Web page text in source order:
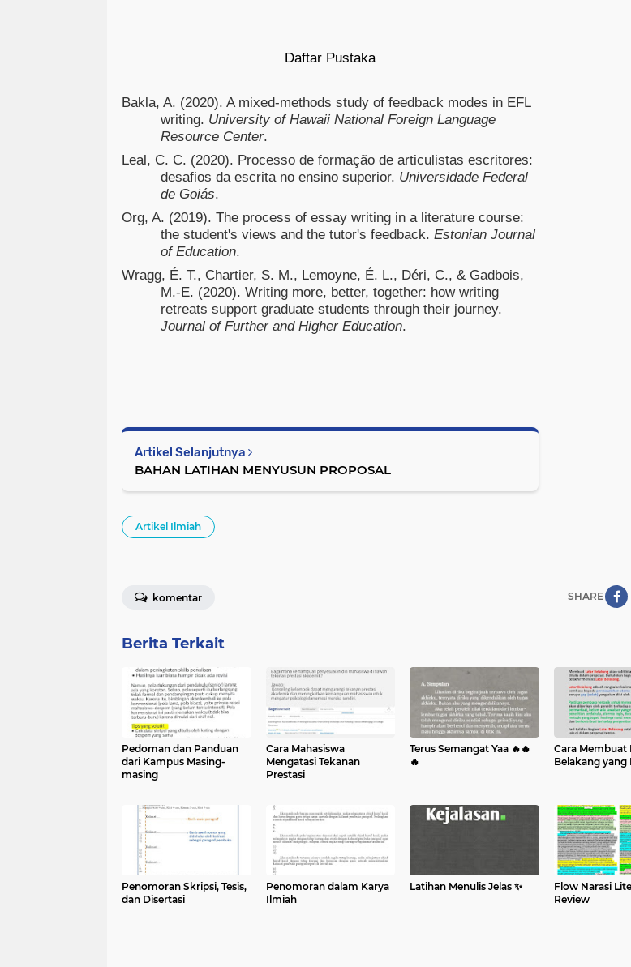
Daftar Pustaka
Bakla, A. (2020). A mixed-methods study of feedback modes in EFL
writing. University of Hawaii National Foreign Language
Resource Center.
Leal, C. C. (2020). Processo de formação de articulistas escritores:
desafios da escrita no ensino superior. Universidade Federal
de Goiás.
Org, A. (2019). The process of essay writing in a literature course:
the student's views and the tutor's feedback. Estonian Journal
of Education.
Wragg, É. T., Chartier, S. M., Lemoyne, É. L., Déri, C., & Gadbois,
M.-E. (2020). Writing more, better, together: how writing
retreats support graduate students through their journey.
Journal of Further and Higher Education.
Artikel Selanjutnya
BAHAN LATIHAN MENYUSUN PROPOSAL
Artikel Ilmiah
SHARE
komentar
Berita Terkait
Pedoman dan Panduan
dari Kampus Masing-
masing
Cara Mahasiswa
Mengatasi Tekanan
Prestasi
Terus Semangat Yaa 🔥🔥
🔥
Cara Membuat
Belakang yang
Penomoran Skripsi, Tesis,
dan Disertasi
Penomoran dalam Karya
Ilmiah
Latihan Menulis Jelas ✨️
Flow Narasi
Review